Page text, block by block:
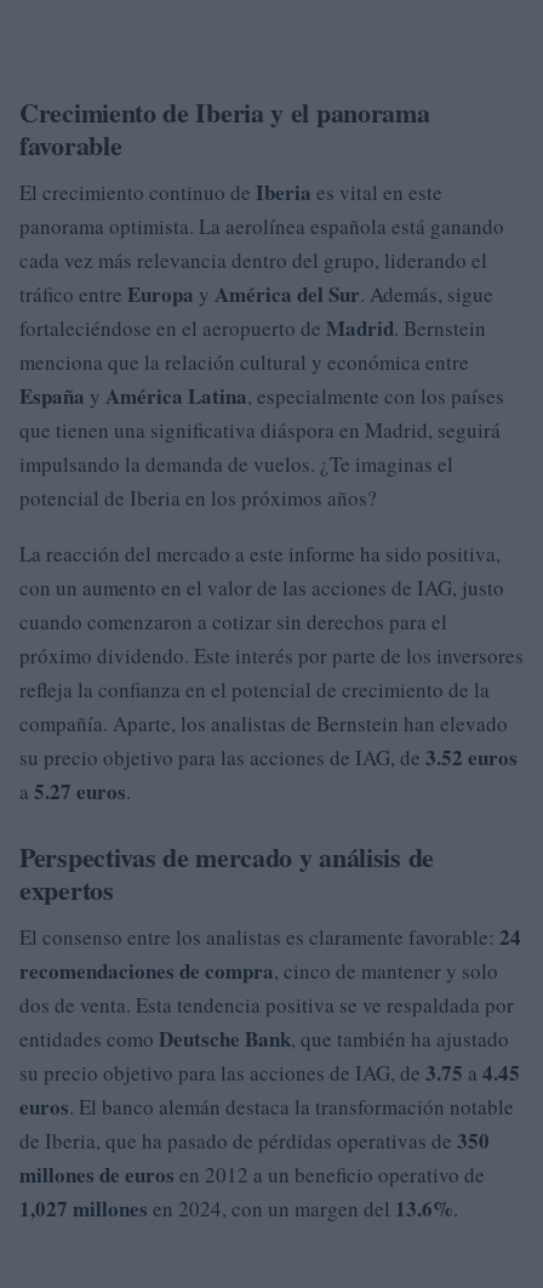
Crecimiento de Iberia y el panorama
favorable
El crecimiento continuo de Iberia es vital en este
panorama optimista. La aerolínea española está ganando
cada vez más relevancia dentro del grupo, liderando el
tráfico entre Europa y América del Sur. Además, sigue
fortaleciéndose en el aeropuerto de Madrid. Bernstein
menciona que la relación cultural y económica entre
España y América Latina, especialmente con los países
que tienen una significativa diáspora en Madrid, seguirá
impulsando la demanda de vuelos. ¿Te imaginas el
potencial de Iberia en los próximos años?
La reacción del mercado a este informe ha sido positiva,
con un aumento en el valor de las acciones de IAG, justo
cuando comenzaron a cotizar sin derechos para el
próximo dividendo. Este interés por parte de los inversores
refleja la confianza en el potencial de crecimiento de la
compañía. Aparte, los analistas de Bernstein han elevado
su precio objetivo para las acciones de IAG, de 3.52 euros
a 5.27 euros.
Perspectivas de mercado y análisis de
expertos
El consenso entre los analistas es claramente favorable: 24
recomendaciones de compra, cinco de mantener y solo
dos de venta. Esta tendencia positiva se ve respaldada por
entidades como Deutsche Bank, que también ha ajustado
su precio objetivo para las acciones de IAG, de 3.75 a 4.45
euros. El banco alemán destaca la transformación notable
de Iberia, que ha pasado de pérdidas operativas de 350
millones de euros en 2012 a un beneficio operativo de
1,027 millones en 2024, con un margen del 13.6%.